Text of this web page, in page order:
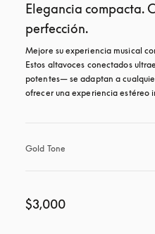
Elegancia compacta.
perfección.
Mejore su experiencia musical
Estos altavoces conectados
potentes— se adaptan a
ofrecer una experiencia estéreo
Gold Tone
$3,000